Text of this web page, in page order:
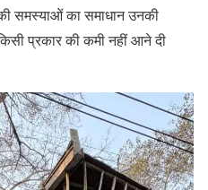
समस्याओं का समाधान उनकी
प्रकार की कमी नहीं आने दी